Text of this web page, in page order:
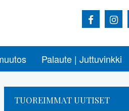
Palaute | Juttuvinkki
TUOREIMMAT UUTISET